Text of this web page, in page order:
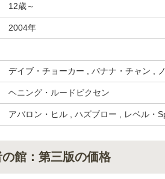
12歳～
2004年
デイブ・チョーカー , バナナ・チャン ,
ヘニング・ルードビクセン
アバロン・ヒル , ハズブロー , レベル・
館：第三版の価格